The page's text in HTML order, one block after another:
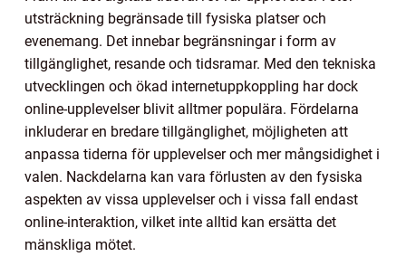
utsträckning begränsade till fysiska platser och
evenemang. Det innebar begränsningar i form av
tillgänglighet, resande och tidsramar. Med den tekniska
utvecklingen och ökad internetuppkoppling har dock
online-upplevelser blivit alltmer populära. Fördelarna
inkluderar en bredare tillgänglighet, möjligheten att
anpassa tiderna för upplevelser och mer mångsidighet i
valen. Nackdelarna kan vara förlusten av den fysiska
aspekten av vissa upplevelser och i vissa fall endast
online-interaktion, vilket inte alltid kan ersätta det
mänskliga mötet.